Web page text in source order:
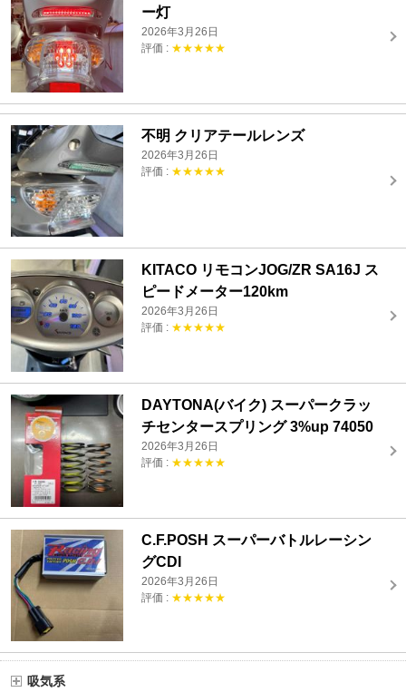
ー灯
2026年3月26日
評価 : ★★★★★
不明 クリアテールレンズ
2026年3月26日
評価 : ★★★★★
KITACO リモコンJOG/ZR SA16J ス
ピードメーター120km
2026年3月26日
評価 : ★★★★★
DAYTONA(バイク) スーパークラッ
チセンタースプリング 3%up 74050
2026年3月26日
評価 : ★★★★★
C.F.POSH スーパーバトルレーシン
グCDI
2026年3月26日
評価 : ★★★★★
吸気系